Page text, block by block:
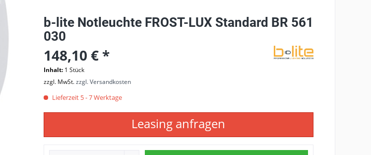
b-lite Notleuchte FROST-LUX Standard BR 561
030
148,10 € *
Inhalt: 1 Stück
zzgl. MwSt.zzgl. Versandkosten
Lieferzeit 5 - 7 Werktage
Leasing anfragen